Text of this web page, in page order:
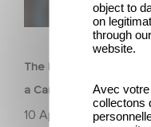
The Residence di Yann
a Cannes 2025
10 Aprile 2025
object to
on
through
website.
Avec
collectons